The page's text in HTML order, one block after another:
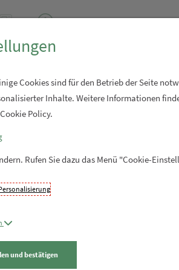
Uriage
11,– EUR
Cookies sind für den Betrieb der Seite
Inhalte. Weitere Informationen
Policy.
Rufen Sie dazu das Menü "Cookie-
und bestätigen